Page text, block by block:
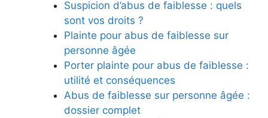
Suspicion d’abus de faiblesse : quels
sont vos droits ?
Plainte pour abus de faiblesse sur
personne âgée
Porter plainte pour abus de faiblesse :
utilité et conséquences
Abus de faiblesse sur personne âgée :
dossier complet